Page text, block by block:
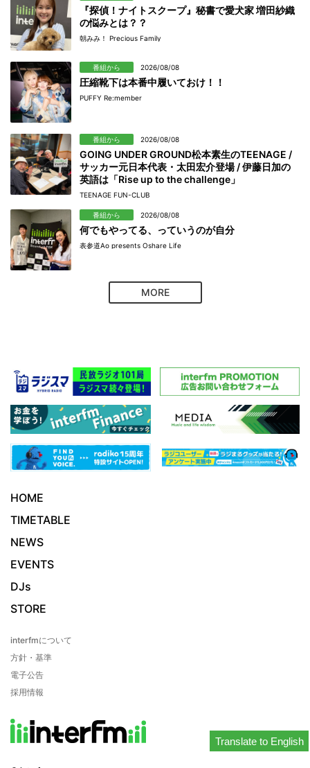
『探偵！ナイトスクープ』秘書で愛犬家 増田紗織
の悩みとは？？
朝みみ！ Precious Family
番組から 2026/08/08
圧縮靴下は本番中履いておけ！！
PUFFY Re:member
番組から 2026/08/08
GOING UNDER GROUND松本素生のTEENAGE /
サッカー元日本代表・太田宏介登場 / 伊藤日加の
英語は「Rise up to the challenge」
TEENAGE FUN-CLUB
番組から 2026/08/08
何でもやってる、っていうのが自分
表参道Ao presents Oshare Life
MORE
Translate to English
HOME
TIMETABLE
NEWS
EVENTS
DJs
STORE
interfmについて
方針・基準
電子公告
採用情報